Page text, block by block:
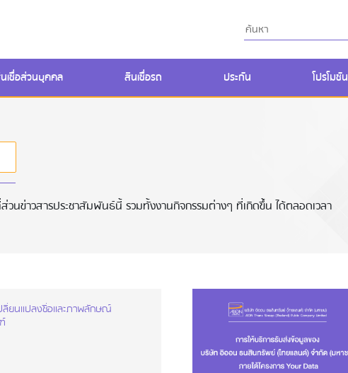
เชื่อส่วนบุคคล สินเชื่อรถ ประกัน โปรโมชัน
นข่าวสารประชาสัมพันธ์นี้ รวมทั้งงานกิจกรรมต่างๆ ที่เกิดขึ้น ได้ตลอดเวลา
ลี่ยนแปลงชื่อและภาพลักษณ์